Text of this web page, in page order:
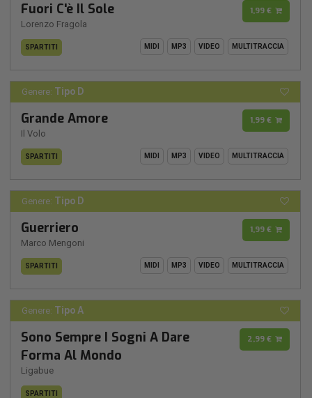
Fuori C'è Il Sole
Lorenzo Fragola
1,99 €
SPARTITI MIDI MP3 VIDEO MULTITRACCIA
Genere: Tipo D
Grande Amore
Il Volo
1,99 €
SPARTITI MIDI MP3 VIDEO MULTITRACCIA
Genere: Tipo D
Guerriero
Marco Mengoni
1,99 €
SPARTITI MIDI MP3 VIDEO MULTITRACCIA
Genere: Tipo A
Sono Sempre I Sogni A Dare
Forma Al Mondo
Ligabue
2,99 €
SPARTITI